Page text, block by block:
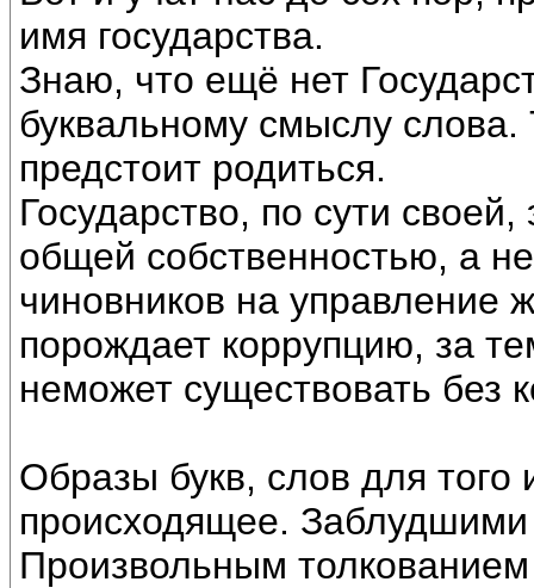
имя государства.
Знаю, что ещё нет
буквальному смыслу слова.
предстоит родиться.
Государство, по сути
общей собственностью, а
чиновников на управление
порождает коррупцию, за
неможет существовать без
Образы букв, слов для
происходящее.
Произвольным